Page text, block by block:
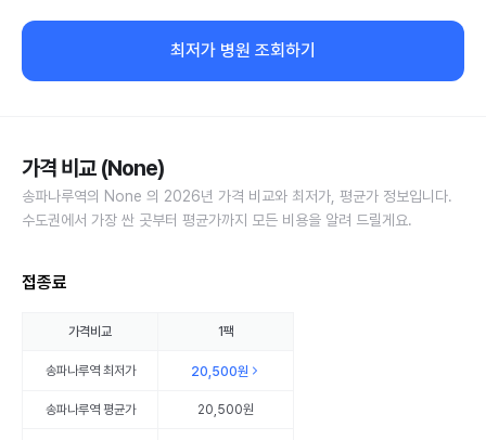
최저가 병원 조회하기
가격 비교 (None)
송파나루역의 None 의 2026년 가격 비교와 최저가, 평균가 정보입니다.
수도권에서 가장 싼 곳부터 평균가까지 모든 비용을 알려 드릴게요.
접종료
가격비교 1팩
송파나루역최저가 20,500원
송파나루역평균가 20,500원